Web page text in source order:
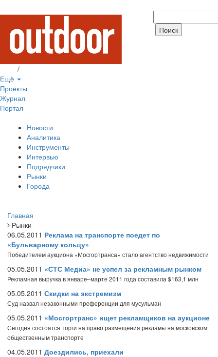
/
Ещё
Проекты
Журнал
Портал
Новости
Аналитика
Инструменты
Интервью
Подрядчики
Рынки
Города
Главная
Рынки
06.05.2011 Реклама на транспорте поедет по
«Бульварному кольцу»
Победителем аукциона «Мосгортранса» стало агентство недвижимости
05.05.2011 «СТС Медиа» не успел за рекламным рынком
Рекламная выручка в январе–марте 2011 года составила $163,1 млн
05.05.2011 Скидки на экстремизм
Суд назвал незаконными преференции для мусульман
05.05.2011 «Мосгортранс» ищет рекламщиков на аукционе
Сегодня состоятся торги на право размещения рекламы на московском
общественным транспорте
04.05.2011 Доездились, приехали